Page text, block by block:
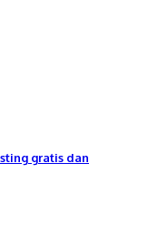
gratis dan